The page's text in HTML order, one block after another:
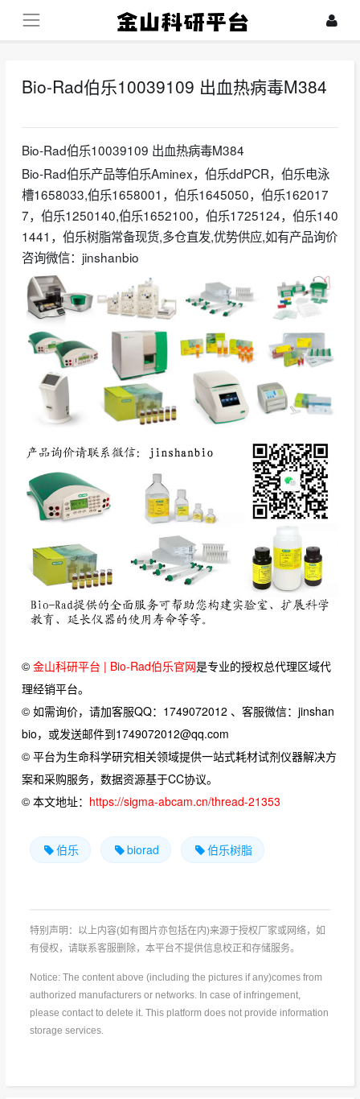
Bio-Rad伯乐10039109 出血热病毒M384
Bio-Rad伯乐10039109 出血热病毒M384
Bio-Rad伯乐产品等伯乐Aminex，伯乐ddPCR，伯乐电泳
槽1658033,伯乐1658001，伯乐1645050，伯乐162017
7，伯乐1250140,伯乐1652100，伯乐1725124，伯乐140
1441，伯乐树脂常备现货,多仓直发,优势供应,如有产品询价
咨询微信：jinshanbio
© 金山科研平台 | Bio-Rad伯乐官网是专业的授权总代理区域代
理经销平台。
© 如需询价，请加客服QQ：1749072012 、客服微信：jinshan
bio，或发送邮件到1749072012@qq.com
© 平台为生命科学研究相关领域提供一站式耗材试剂仪器解决方
案和采购服务，数据资源基于CC协议。
© 本文地址： https://sigma-abcam.cn/thread-21353
伯乐 biorad 伯乐树脂
特别声明：以上内容(如有图片亦包括在内)来源于授权厂家或网络，如
有侵权，请联系客服删除，本平台不提供信息校正和存储服务。
Notice: The content above (including the pictures if any)comes from
authorized manufacturers or networks. In case of infringement,
please contact to delete it. This platform does not provide information
storage services.